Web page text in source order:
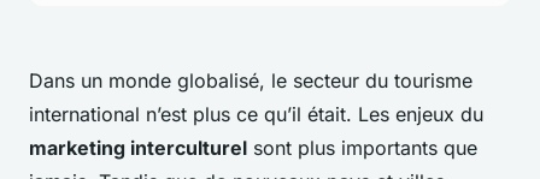
Dans un monde globalisé, le secteur du tourisme
international n’est plus ce qu’il était. Les enjeux du
marketing interculturel sont plus importants que